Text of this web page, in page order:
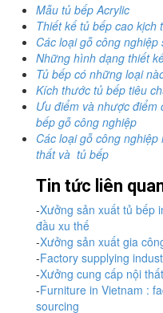
Mẫu tủ bếp Acrylic
Thiết kế tủ bếp cao kịch
Các loại gỗ công
Những hình dạng thiết
Tủ bếp có những loại
Kích thước tủ bếp tiêu
Ưu điểm và nhược
bếp gỗ công nghiệp
Các loại gỗ công
thất và tủ bếp
Tin tức liên
-Xưởng sản xuất tủ bếp
đầu xu thế
-Xưởng sản xuất gia
-Factory supplying
-Xưởng cung cấp nội
-Furniture in Vietnam :
sourcing